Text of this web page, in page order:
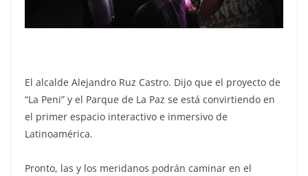
El alcalde Alejandro Ruz Castro. Dijo que el proyecto de
“La Peni” y el Parque de La Paz se está convirtiendo en
el primer espacio interactivo e inmersivo de
Latinoamérica.
Pronto, las y los meridanos podrán caminar en el